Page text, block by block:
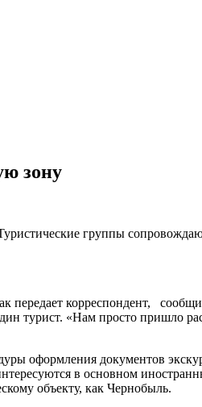
зону
группы
передает корреспондент,
турист. «Нам просто пришло
оформления документов
в основном
объекту, как Чернобыль.